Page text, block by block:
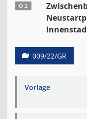
Ö 2
009/22/GR
Vorlage